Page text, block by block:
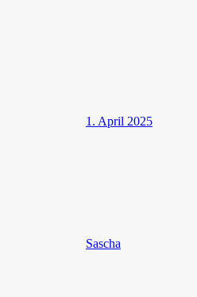
1. April 2025
Sascha